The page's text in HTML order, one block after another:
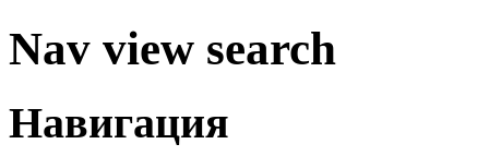
Nav view search
Навигация